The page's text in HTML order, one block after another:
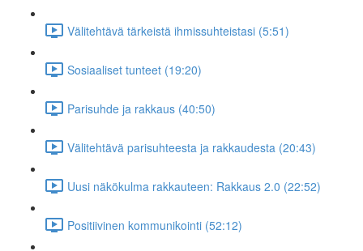
Välitehtävä tärkeistä ihmissuhteistasi (5:51)
Sosiaaliset tunteet (19:20)
Parisuhde ja rakkaus (40:50)
Välitehtävä parisuhteesta ja rakkaudesta (20:43)
Uusi näkökulma rakkauteen: Rakkaus 2.0 (22:52)
Positiivinen kommunikointi (52:12)